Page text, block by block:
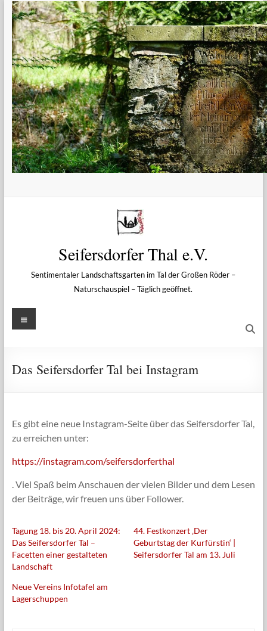
Zum
Inhalt
springen
Seifersdorfer Thal e.V.
Sentimentaler Landschaftsgarten im Tal der Großen Röder –
Naturschauspiel – Täglich geöffnet.
Menü
Das Seifersdorfer Tal bei Instagram
Es gibt eine neue Instagram-Seite über das Seifersdorfer Tal,
zu erreichen unter:
https://instagram.com/seifersdorferthal
. Viel Spaß beim Anschauen der vielen Bilder und dem Lesen
der Beiträge, wir freuen uns über Follower.
Tagung 18. bis 20. April 2024:
Das Seifersdorfer Tal –
Facetten einer gestalteten
Landschaft
44. Festkonzert ‚Der
Geburtstag der Kurfürstin‘ |
Seifersdorfer Tal am 13. Juli
Neue Vereins Infotafel am
Lagerschuppen